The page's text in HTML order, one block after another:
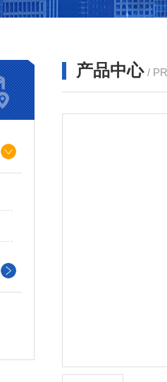
产品中心 /